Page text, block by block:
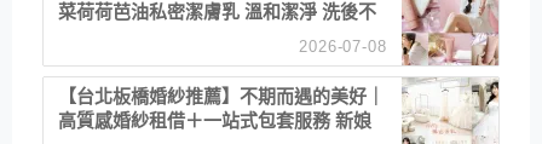
菜荷荷芭油私密潔膚乳 溫和潔淨 洗後不
2026-07-08
【台北板橋婚紗推薦】不期而遇的美好｜
高質感婚紗租借＋一站式包套服務 新娘